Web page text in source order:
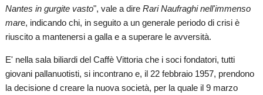
Nantes in gurgite vasto", vale a dire Rari Naufraghi nell'immenso
mare, indicando chi, in seguito a un generale periodo di crisi è
riuscito a mantenersi a galla e a superare le avversità.
E' nella sala biliardi del Caffè Vittoria che i soci fondatori, tutti
giovani pallanuotisti, si incontrano e, il 22 febbraio 1957, prendono
la decisione d creare la nuova società, per la quale il 9 marzo